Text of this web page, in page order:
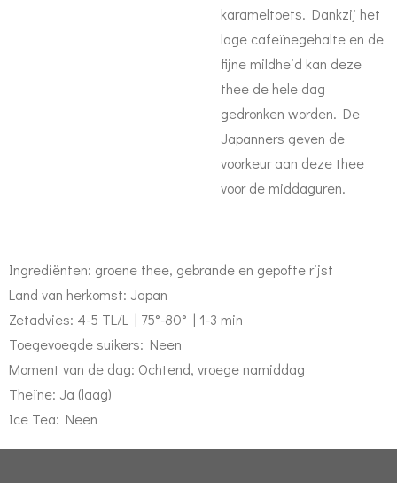
karameltoets. Dankzij het
lage cafeïnegehalte en de
fijne mildheid kan deze
thee de hele dag
gedronken worden. De
Japanners geven de
voorkeur aan deze thee
voor de middaguren.
Ingrediënten: groene thee, gebrande en gepofte rijst
Land van herkomst: Japan
Zetadvies: 4-5 TL/L | 75°-80° | 1-3 min
Toegevoegde suikers: Neen
Moment van de dag: Ochtend, vroege namiddag
Theïne: Ja (laag)
Ice Tea: Neen